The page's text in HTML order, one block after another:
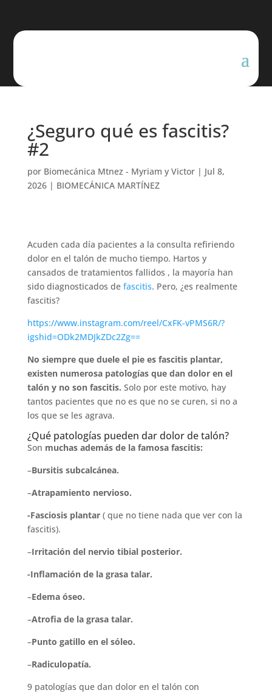
¿Seguro qué es fascitis?
#2
por Biomecánica Mtnez - Myriam y Victor| Jul 8,
2026| BIOMECÁNICA MARTÍNEZ
Acuden cada día pacientes a la consulta refiriendo
dolor en el talón de mucho tiempo. Hartos y
cansados de tratamientos fallidos , la mayoría han
sido diagnosticados de fascitis. Pero, ¿es realmente
fascitis?
https://www.instagram.com/reel/CxFK-vPMS6R/?
igshid=ODk2MDJkZDc2Zg==
No siempre que duele el pie es fascitis plantar,
existen numerosa patologías que dan dolor en el
talón y no son fascitis. Solo por este motivo, hay
tantos pacientes que no es que no se curen, si no a
los que se les agrava.
¿Qué patologías pueden dar dolor de talón?
Son muchas además de la famosa fascitis:
–Bursitis subcalcánea.
–Atrapamiento nervioso.
-Fasciosis plantar ( que no tiene nada que ver con la
fascitis).
–Irritación del nervio tibial posterior.
-Inflamación de la grasa talar.
–Edema óseo.
–Atrofia de la grasa talar.
–Punto gatillo en el sóleo.
–Radiculopatía.
9 patologías que dan dolor en el talón con